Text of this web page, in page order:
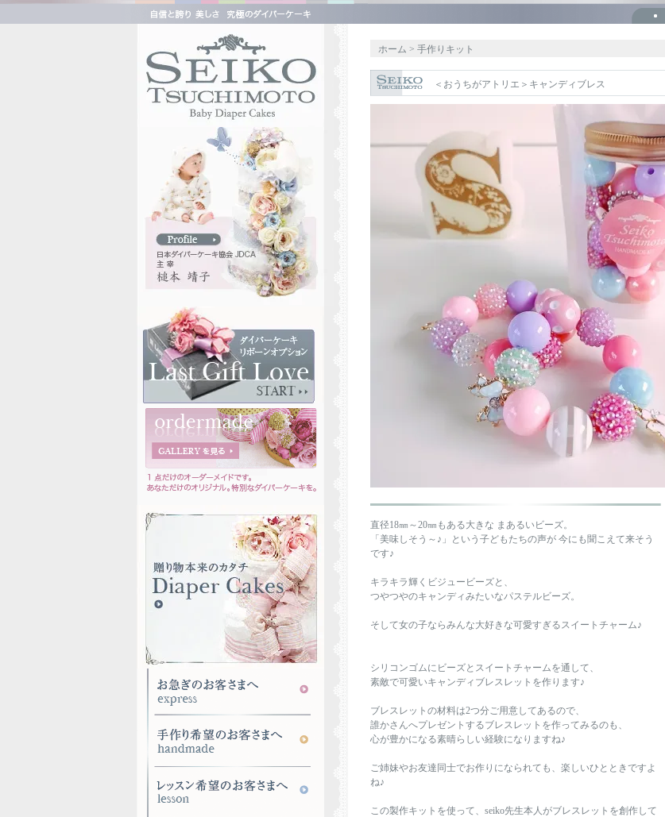
ホーム > 手作りキット
＜おうちがアトリエ＞キャンディブレス
直径18㎜～20㎜もある大きな まあるいビーズ。
「美味しそう～♪」という子どもたちの声が 今にも聞こえて来そう
です♪
キラキラ輝くビジュービーズと、
つやつやのキャンディみたいなパステルビーズ。
そして女の子ならみんな大好きな可愛すぎるスイートチャーム♪
シリコンゴムにビーズとスイートチャームを通して、
素敵で可愛いキャンディブレスレットを作ります♪
ブレスレットの材料は2つ分ご用意してあるので、
誰かさんへプレゼントするブレスレットを作ってみるのも、
心が豊かになる素晴らしい経験になりますね♪
ご姉妹やお友達同士でお作りになられても、楽しいひとときですよ
ね♪
この製作キットを使って、seiko先生本人がブレスレットを創作して